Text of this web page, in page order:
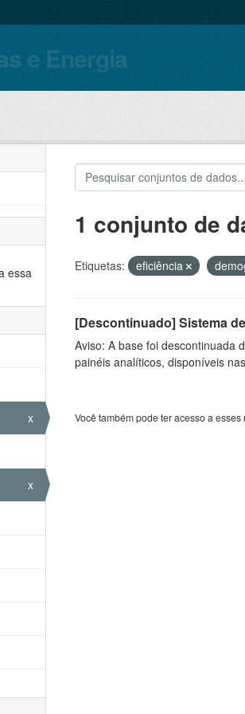
e Energia
essa
x
x
1 conjunto de
Etiquetas: eficiência
[Descontinuado] Sistema
Aviso: A base foi descontinuada
painéis analíticos, disponíveis
Você também pode ter acesso a